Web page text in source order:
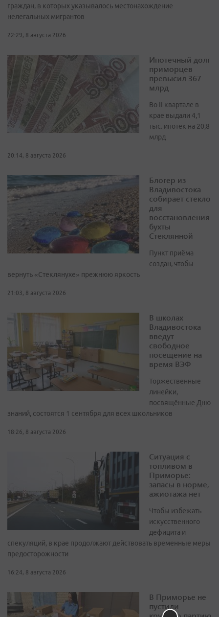
граждан, в которых указывалось местонахождение
нелегальных мигрантов
22:29, 8 августа 2026
Ипотечный долг
приморцев
превысил 367
млрд
Во II квартале в
крае выдали 4,1
тыс. ипотек на 20,8
млрд
20:14, 8 августа 2026
Блогер из
Владивостока
собирает стекло
для
восстановления
бухты
Стеклянной
Пункт приёма
создан, чтобы
вернуть «Стеклянухе» прежнюю яркость
21:03, 8 августа 2026
В школах
Владивостока
введут
свободное
посещение на
время ВЭФ
Торжественные
линейки,
посвящённые Дню
знаний, состоятся 1 сентября для всех школьников
18:26, 8 августа 2026
Ситуация с
топливом в
Приморье:
запасы в норме,
ажиотажа нет
Чтобы избежать
искусственного
дефицита и
спекуляций, в крае продолжают действовать временные меры
предосторожности
16:24, 8 августа 2026
В Приморье не
пустили